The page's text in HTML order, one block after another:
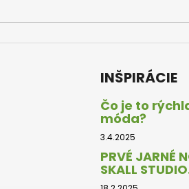
INŠPIRÁCIE
Čo je to
móda?
3.4.2025
PRVÉ JARNÉ
SKALL